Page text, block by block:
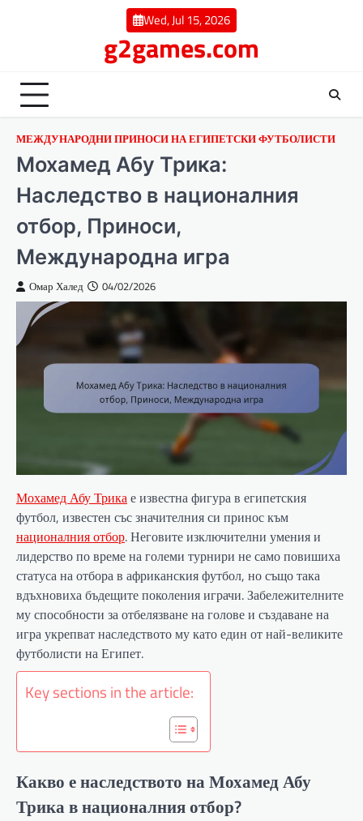
Wed, Jul 15, 2026
g2games.com
МЕЖДУНАРОДНИ ПРИНОСИ НА ЕГИПЕТСКИ ФУТБОЛИСТИ
Мохамед Абу Трика:
Наследство в националния
отбор, Приноси,
Международна игра
Омар Халед 04/02/2026
Мохамед Абу Трикае известна фигура в египетския
футбол, известен със значителния си принос към
националния отбор. Неговите изключителни умения и
лидерство по време на големи турнири не само повишиха
статуса на отбора в африканския футбол, но също така
вдъхновиха бъдещите поколения играчи. Забележителните
му способности за отбелязване на голове и създаване на
игра укрепват наследството му като един от най-великите
футболисти на Египет.
Key sections in the article:
Какво е наследството на Мохамед Абу
Трика в националния отбор?